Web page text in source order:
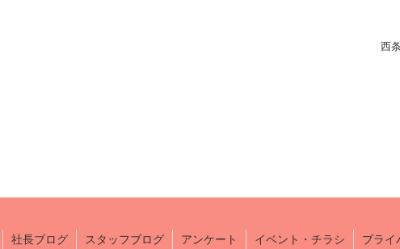
西
社長ブログ スタッフブログ アンケート イベント・チラシ プライ